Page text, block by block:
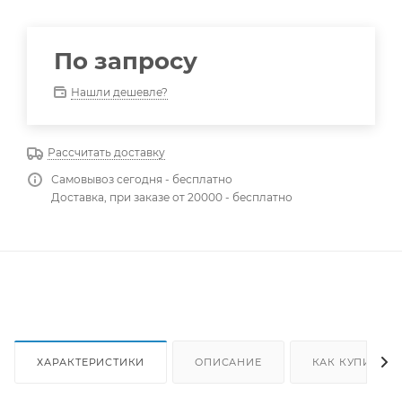
По запросу
Нашли дешевле?
Рассчитать доставку
Самовывоз сегодня - бесплатно
Доставка, при заказе от 20000 - бесплатно
ХАРАКТЕРИСТИКИ ОПИСАНИЕ КАК КУПИТЬ